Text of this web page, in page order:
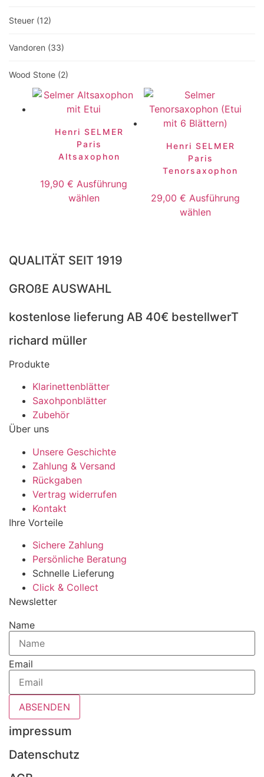
Steuer (12)
Vandoren (33)
Wood Stone (2)
Henri SELMER
Paris
Altsaxophon
19,90 € Ausführung
wählenDieses
Varianten
auf.
Die
Optionen
können
auf
werden
Henri SELMER
Paris
Tenorsaxophon
29,00 € Ausführung
wählenDieses
Optionen
können
QUALITÄT SEIT 1919
GROßE AUSWAHL
kostenlose lieferung AB 40€ bestellwerT
richard müller
Produkte
Klarinettenblätter
Saxohponblätter
Zubehör
Über uns
Unsere Geschichte
Zahlung & Versand
Rückgaben
Vertrag widerrufen
Kontakt
Ihre Vorteile
Sichere Zahlung
Persönliche Beratung
Schnelle Lieferung
Click & Collect
Newsletter
Name
Email
ABSENDEN
impressum
Datenschutz